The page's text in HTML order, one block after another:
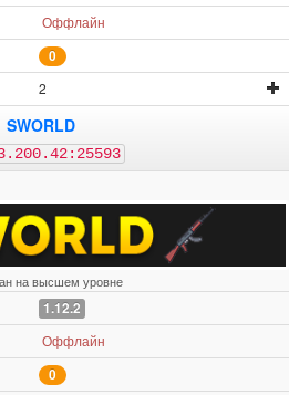
Оффлайн
0
2
SWORLD
на высшем уровне
1.12.2
Оффлайн
0